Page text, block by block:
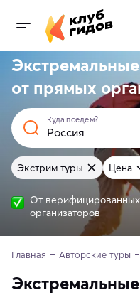
от прямых
Куда поедем?
Экстрим туры Цена
От верифицированных
организаторов
Главная Авторские туры